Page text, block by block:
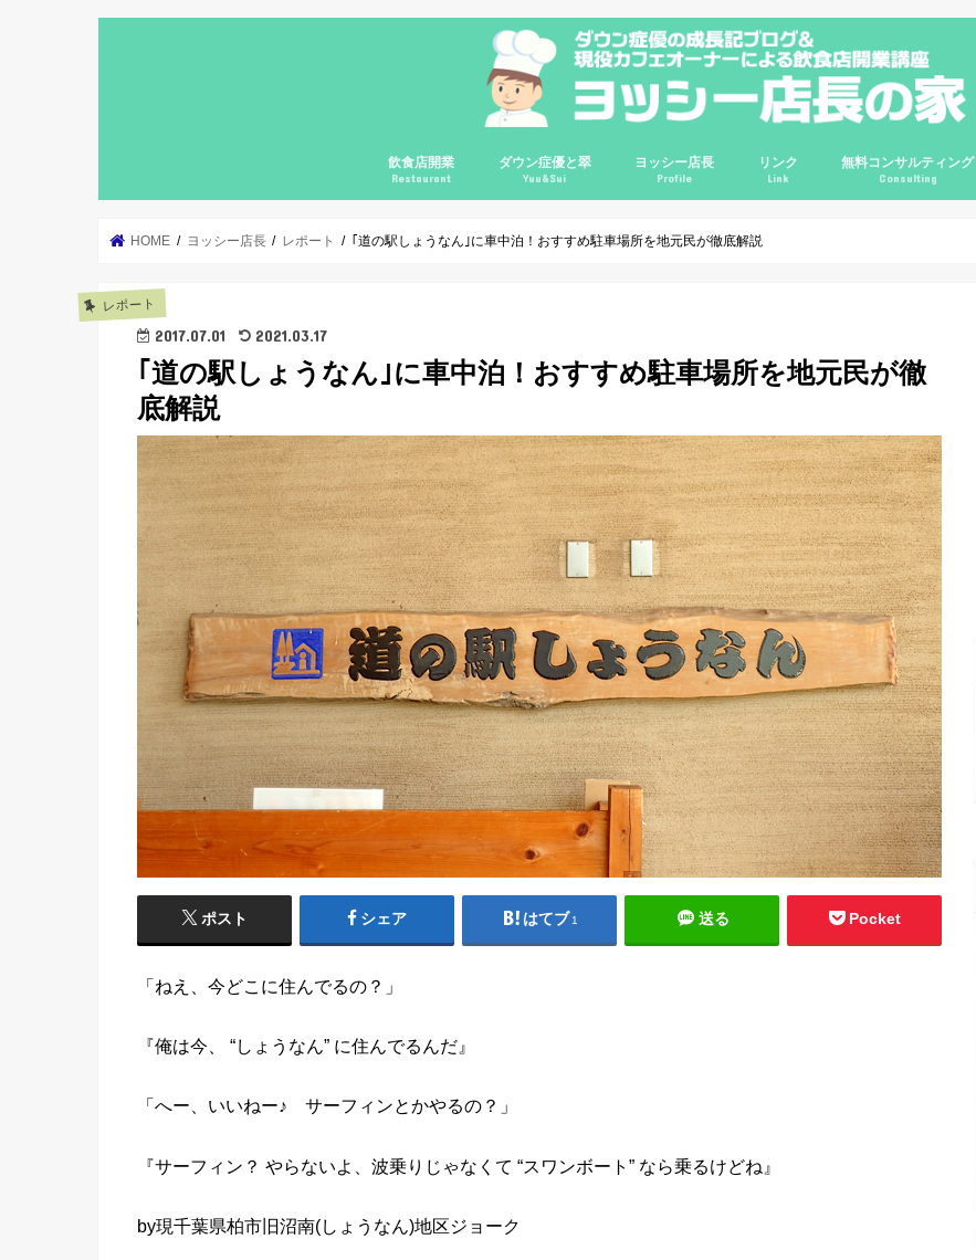
飲食店開業
Restaurant
ダウン症優と翠
Yuu&Sui
ヨッシー店長
Profile
リンク
Link
無料コンサルティング
Consulting
HOME ヨッシー店長 レポート ｢道の駅しょうなん｣に車中泊！おすすめ駐車場所を地元民が徹底解説
レポート
2017.07.01 2021.03.17
｢道の駅しょうなん｣に車中泊！おすすめ駐車場所を地元民が徹
底解説
ポスト シェア はてブ 1 送る Pocket
「ねえ、今どこに住んでるの？」
『俺は今、 “しょうなん” に住んでるんだ』
「へー、いいねー♪ サーフィンとかやるの？」
『サーフィン？ やらないよ、波乗りじゃなくて “スワンボート” なら乗るけどね』
by現千葉県柏市旧沼南(しょうなん)地区ジョーク